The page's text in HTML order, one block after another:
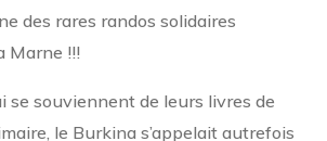
des rares randos solidaires
Marne !!!
se souviennent de leurs livres de
le Burkina s’appelait autrefois